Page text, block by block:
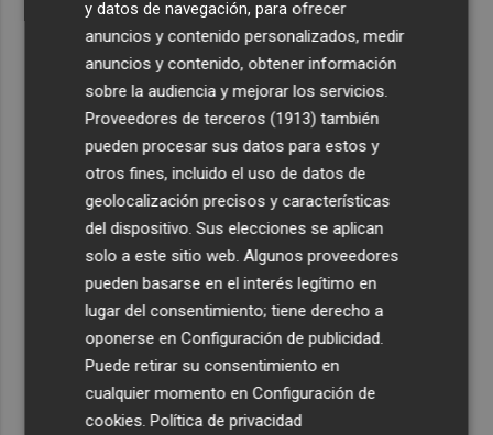
y datos de navegación, para ofrecer
anuncios y contenido personalizados, medir
anuncios y contenido, obtener información
sobre la audiencia y mejorar los servicios.
Proveedores de terceros (1913) también
pueden procesar sus datos para estos y
otros fines, incluido el uso de datos de
geolocalización precisos y características
del dispositivo. Sus elecciones se aplican
solo a este sitio web. Algunos proveedores
pueden basarse en el interés legítimo en
lugar del consentimiento; tiene derecho a
oponerse enConfiguración de publicidad
Puede retirar su consentimiento en
cualquier momento enConfiguración de
cookies .Política de privacidad